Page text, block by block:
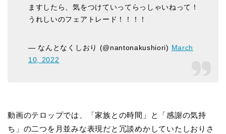
ますしたら、気をつけていってらっしゃいねって！
うれしいのフェアトレード！！！！
— なんとなくしおり (@nantonakushiori) March
10, 2022
動画のテロップでは、「家族との時間」と「感謝の気持
ち」の二つを月並みな表現だと冗談めかしていたしおりさ